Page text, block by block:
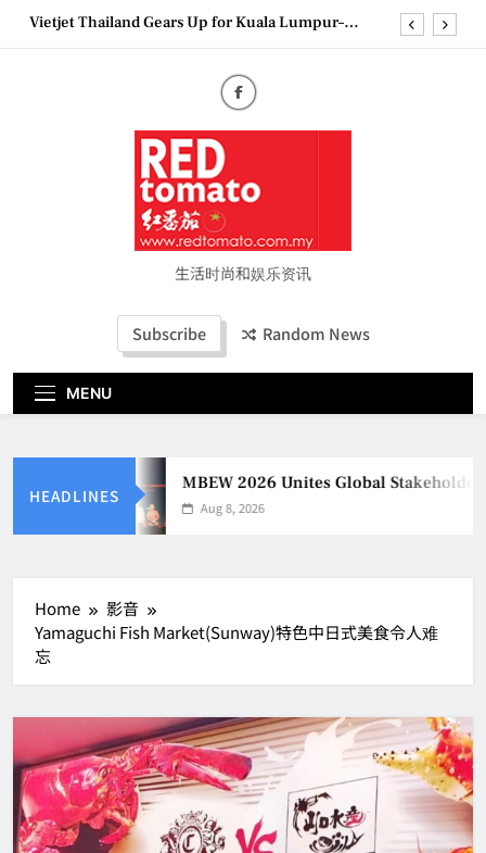
SkipVietjet Thailand Gears Up for Kuala Lumpur–
Couture Fashion Week Malaysia 2026– Press
MBEW 2026 Unites Global Stakeholders to Shape
the Future of Business Events
Vietjet Thailand Gears Up for Kuala Lumpur–
Bangkok Service Launch on9 October
Epson reinvents affordable printing with next-
generation EcoTank Series生活时尚和娱乐资讯
Subscribe Random News
MENU
HEADLINES
MBEW 2026 Unites Global
Aug 8, 2026
Home
影音
Yamaguchi Fish Market(Sunway)特色中日式美食令人难
忘